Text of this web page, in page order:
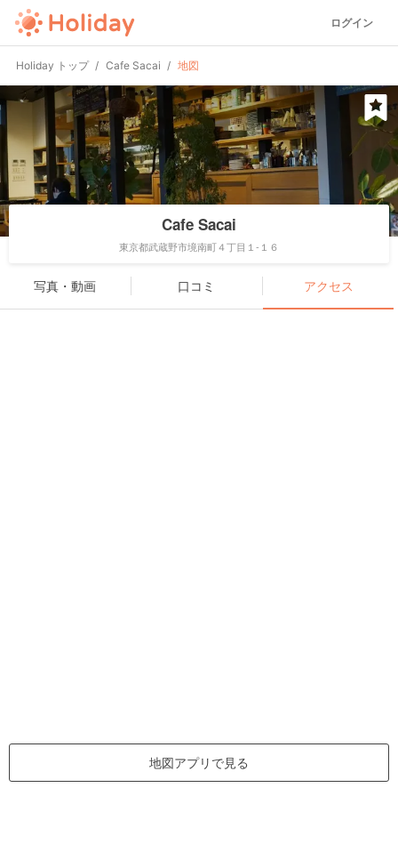
ログイン
Holiday トップ Cafe Sacai 地図
Cafe Sacai
東京都武蔵野市境南町４丁目１-１６
写真・動画 口コミ アクセス
地図アプリで見る